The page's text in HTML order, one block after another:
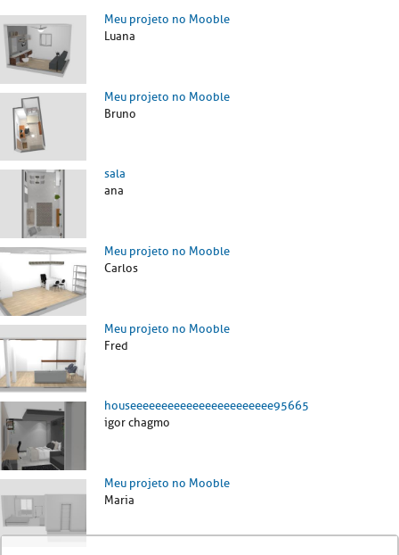
Meu projeto no Mooble
Luana
Meu projeto no Mooble
Bruno
sala
ana
Meu projeto no Mooble
Carlos
Meu projeto no Mooble
Fred
houseeeeeeeeeeeeeeeeeeeeeee95665
igor chagmo
Meu projeto no Mooble
Maria